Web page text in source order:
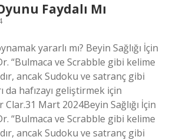
Faydalı Mı
yararlı mı? Beyin Sağlığı İçin
“Bulmaca ve Scrabble gibi kelime
ancak Sudoku ve satranç gibi
da hafızayı geliştirmek için
Clar.31 Mart 2024Beyin Sağlığı İçin
“Bulmaca ve Scrabble gibi kelime
ancak Sudoku ve satranç gibi